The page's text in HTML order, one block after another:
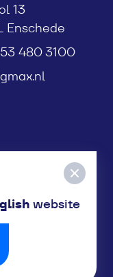
website
13
Enschede
480 3100